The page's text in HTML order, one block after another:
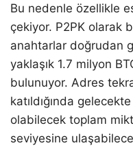
Bu nedenle özellikle
çekiyor. P2PK olarak
anahtarlar doğrudan
yaklaşık 1.7 milyon
bulunuyor. Adres
katıldığında
olabilecek toplam
seviyesine